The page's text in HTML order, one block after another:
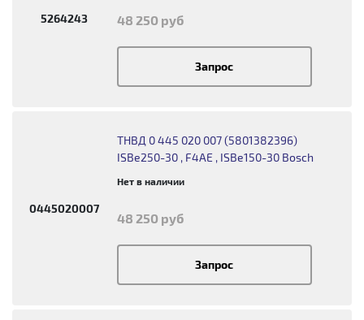
5264243 48 250 руб
Запрос
0445020007
ТНВД 0 445 020 007 (5801382396)
ISBe250-30 , F4AE , ISBe150-30 Bosch
Нет в наличии
48 250 руб
Запрос